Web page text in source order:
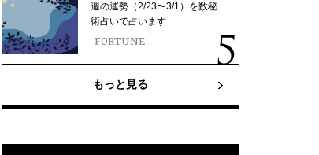
週の運勢（2/23〜3/1）を数秘
術占いで占います
FORTUNE
もっと見る